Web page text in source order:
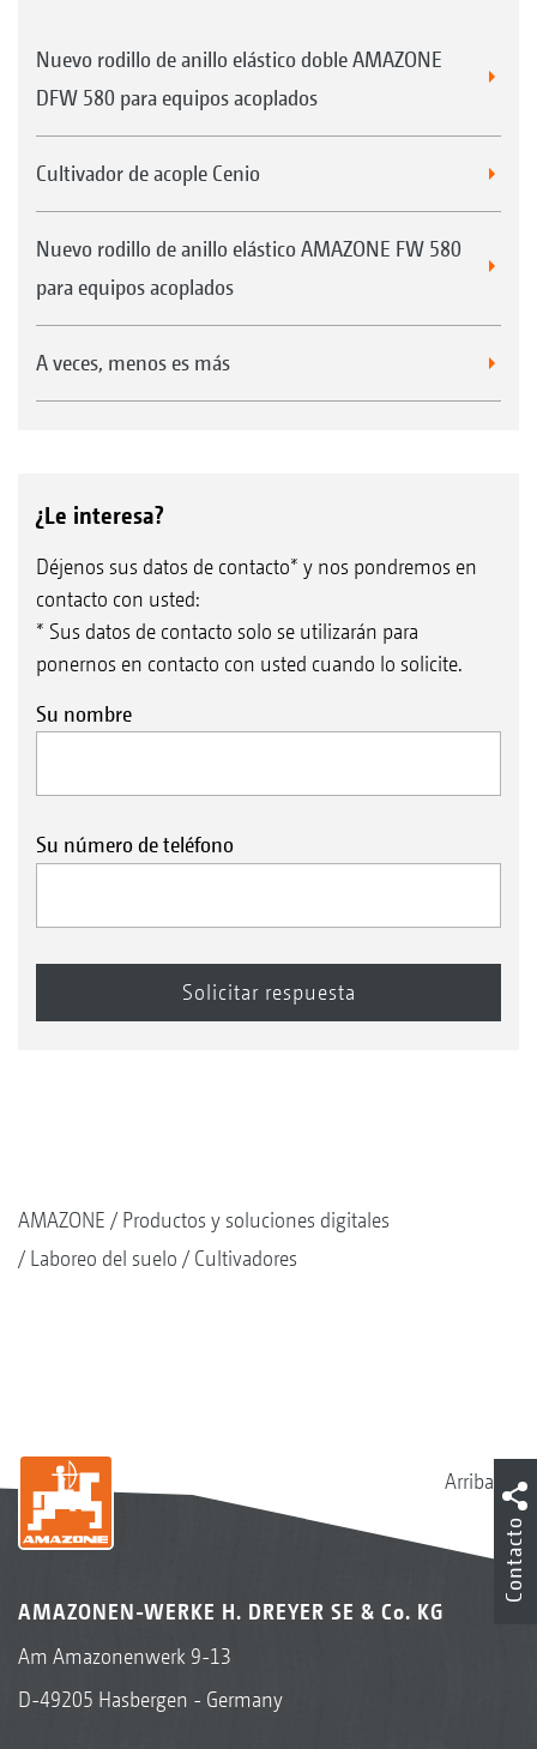
Nuevo rodillo de anillo elástico doble AMAZONE
DFW 580 para equipos acoplados
Cultivador de acople Cenio
Nuevo rodillo de anillo elástico AMAZONE FW 580
para equipos acoplados
A veces, menos es más
¿Le interesa?
Déjenos sus datos de contacto* y nos pondremos en
contacto con usted:
* Sus datos de contacto solo se utilizarán para
ponernos en contacto con usted cuando lo solicite.
Su nombre
Su número de teléfono
AMAZONE
Productos y soluciones digitales
Laboreo del suelo
Cultivadores
Arriba
AMAZONEN-WERKE H. DREYER SE & Co. KG
Am Amazonenwerk 9-13
D-49205 Hasbergen - Germany
Contacto